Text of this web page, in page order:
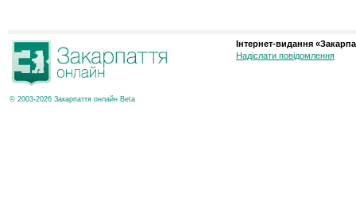
© 2003-2026 Закарпаття онлайн Beta
Інтернет-видання
Надіслати повідомлення